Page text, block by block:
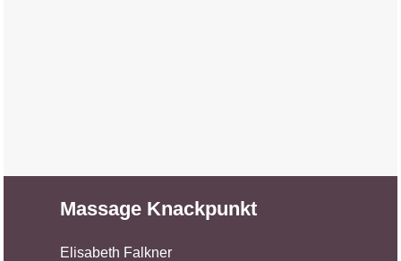
Massage Knackpunkt
Elisabeth Falkner